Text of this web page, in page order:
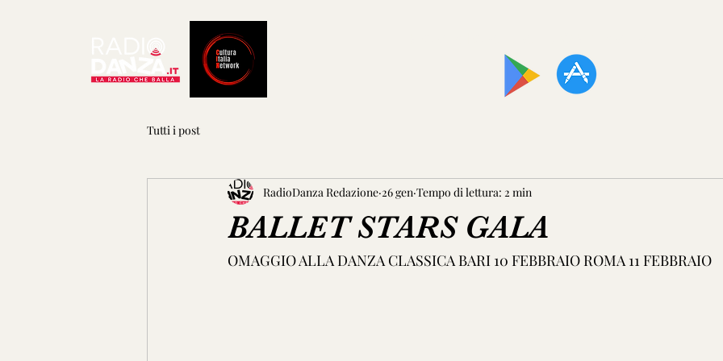
Tutti i post
BALLET STARS GALA
RadioDanza Redazione 26 gen Tempo di lettura: 2 min
OMAGGIO ALLA DANZA CLASSICA BARI 10 FEBBRAIO ROMA 11 FEBBRAIO